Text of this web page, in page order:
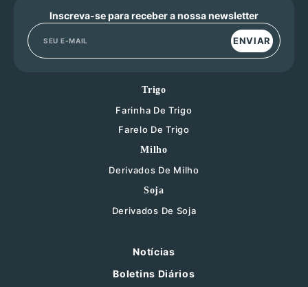
Inscreva-se para receber a nossa newsletter
ENVIAR
Trigo
Farinha De Trigo
Farelo De Trigo
Milho
Derivados De Milho
Soja
Derivados De Soja
Notícias
Boletins Diários